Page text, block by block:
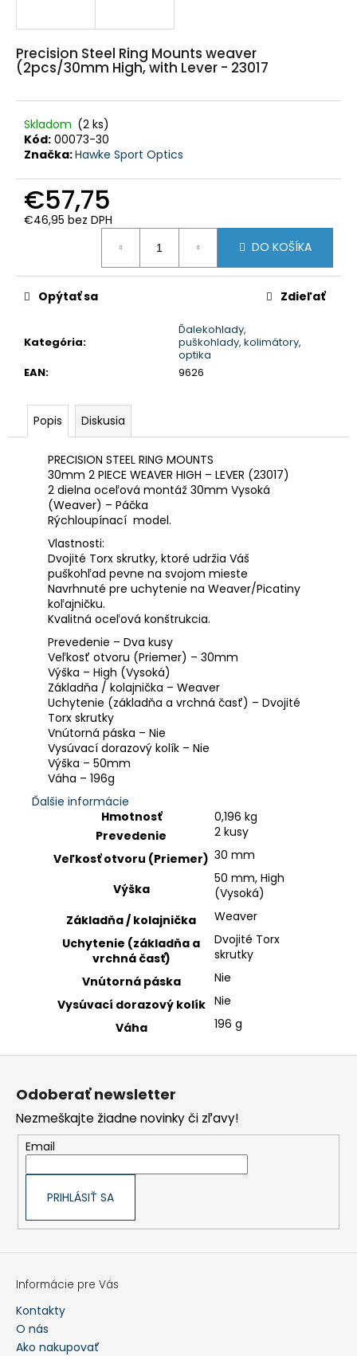
Precision Steel Ring Mounts weaver
(2pcs/30mm High, with Lever - 23017
Skladom (2 ks)
Kód: 00073-30
Značka:Hawke Sport Optics
€57,75
€46,95 bez DPH
DO KOŠÍKA
Kategória:
Ďalekohlady,
puškohlady, kolimátory,
optika
EAN: 9626
Opýtať sa Zdieľať
Popis Diskusia
PRECISION STEEL RING MOUNTS
30mm 2 PIECE WEAVER HIGH – LEVER (23017)
2 dielna oceľová montáž 30mm Vysoká
(Weaver) – Páčka
Rýchloupínací model.
Vlastnosti:
Dvojité Torx skrutky, ktoré udržia Váš
puškohľad pevne na svojom mieste
Navrhnuté pre uchytenie na Weaver/Picatiny
koľajničku.
Kvalitná oceľová konštrukcia.
Prevedenie – Dva kusy
Veľkosť otvoru (Priemer) – 30mm
Výška – High (Vysoká)
Základňa / kolajnička – Weaver
Uchytenie (základňa a vrchná časť) – Dvojité
Torx skrutky
Vnútorná páska – Nie
Vysúvací dorazový kolík – Nie
Výška – 50mm
Váha – 196g
Ďalšie informácie
Hmotnosť
0,196 kg
Prevedenie
2 kusy
Veľkosť otvoru (Priemer) 30 mm
Výška
50 mm, High
(Vysoká)
Základňa / kolajnička
Weaver
Uchytenie (základňa a
vrchná časť)
Dvojité Torx
skrutky
Vnútorná páska
Nie
Vysúvací dorazový kolík Nie
Váha
196 g
p
e
POLÁRNA
BUNDA
MARCO
POLO
€182,35
Z
Odoberať newsletter
Nezmeškajte žiadne novinky či zľavy!
Email
PRIHLÁSIŤ SA
Informácie pre Vás
Kontakty
O nás
Ako nakupovať